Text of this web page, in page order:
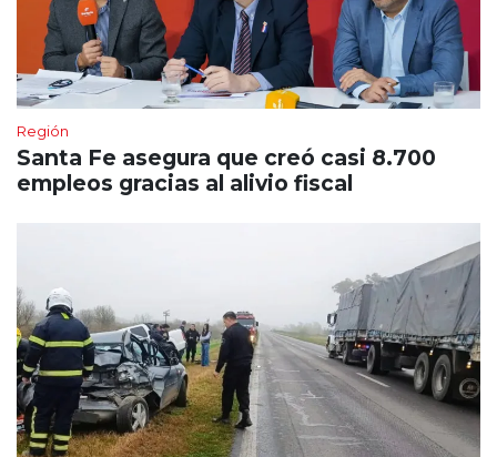
Región
Santa Fe asegura que creó casi 8.700
empleos gracias al alivio fiscal